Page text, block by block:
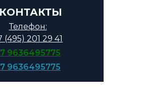
завершения
объекте
наличными
Телефон:
(495) 201 29 41
9636495775
9636495775
КОНТАКТЫ